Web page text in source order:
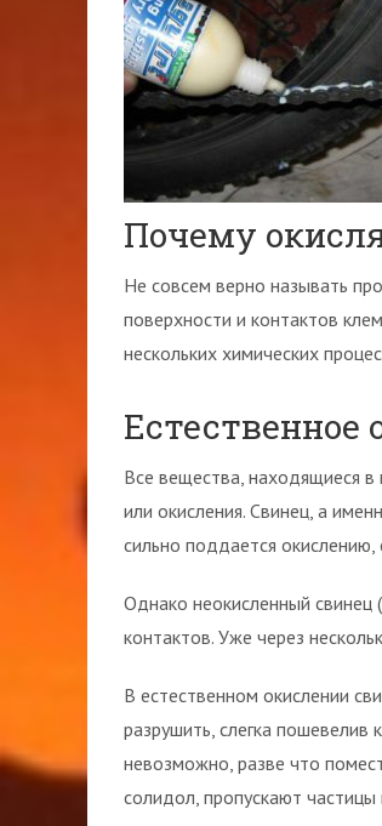
Почему
Не совсем верно называть
поверхности и контактов
нескольких химических
Естественное
Все вещества, находящиеся в
или окисления. Свинец, а
сильно поддается
Однако неокисленный
контактов. Уже через
В естественном окислении
разрушить, слегка
невозможно, разве что
солидол, пропускают частицы